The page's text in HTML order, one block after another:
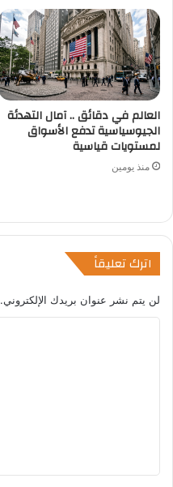
العالم في دقائق .. آمال التهدئة
الجيوسياسية تدفع الأسواق
لمستويات قياسية
منذ يومين
اترك تعليقاً
لن يتم نشر عنوان بريدك الإلكتروني.
ق